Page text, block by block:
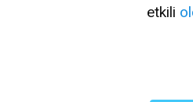
etkili